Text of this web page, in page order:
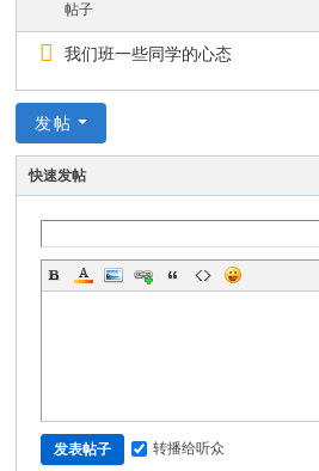
帖子
我们班一些同学的心态
发帖
快速发帖
发表帖子 转播给听众